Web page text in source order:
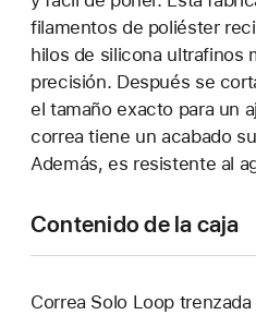
filamentos de poliéster
hilos de silicona ultrafinos
precisión. Después se
el tamaño exacto para un
correa tiene un acabado
Además, es resistente al
Contenido de la caja
Correa Solo Loop